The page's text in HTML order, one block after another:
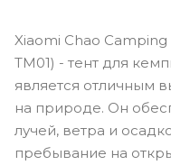
Xiaomi Chao
TM01) - тент для
является отличным
на природе. Он
лучей, ветра и
пребывание на